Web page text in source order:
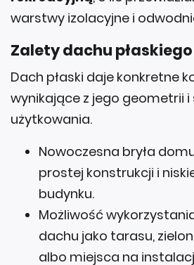
warstwy izolacyjne i
Zalety dachu płaskiego
Dach płaski daje konkretne
wynikające z jego geometrii
użytkowania.
Nowoczesna bryła
prostej konstrukcji i
budynku.
Możliwość
dachu jako tarasu,
albo miejsca na